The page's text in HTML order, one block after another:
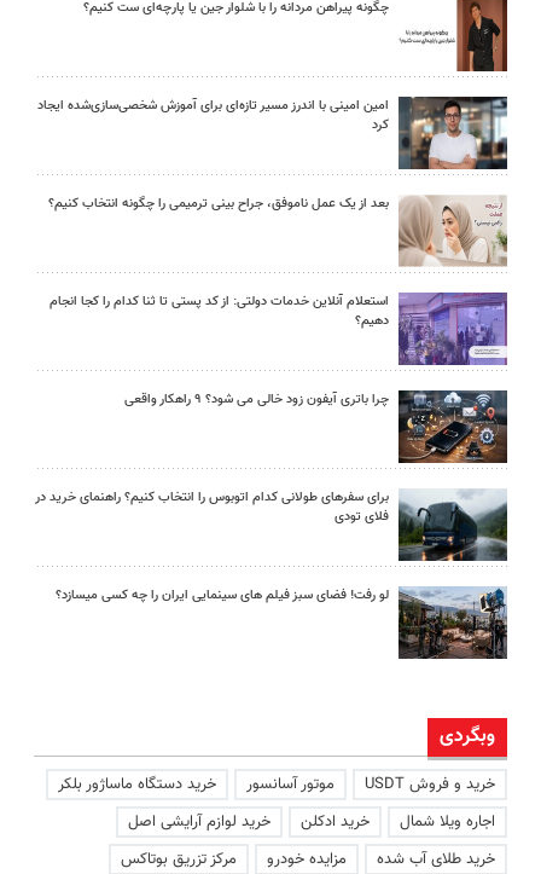
چگونه پیراهن مردانه را با شلوار جین یا پارچه‌ای ست کنیم؟
امین امینی با اندرز مسیر تازه‌ای برای آموزش شخصی‌سازی‌شده ایجاد
کرد
بعد از یک عمل ناموفق، جراح بینی ترمیمی را چگونه انتخاب کنیم؟
استعلام آنلاین خدمات دولتی: از کد پستی تا ثنا کدام را کجا انجام
دهیم؟
چرا باتری آیفون زود خالی می شود؟ ۹ راهکار واقعی
برای سفرهای طولانی کدام اتوبوس را انتخاب کنیم؟ راهنمای خرید در
فلای تودی
لو رفت! فضای سبز فیلم های سینمایی ایران را چه کسی میسازد؟
وبگردی
خرید و فروش USDT موتور آسانسور
خرید دستگاه ماساژور بلکر
اجاره ویلا شمال
خرید ادکلن
خرید لوازم آرایشی اصل
خرید طلای آب شده
مزایده خودرو
مرکز تزریق بوتاکس